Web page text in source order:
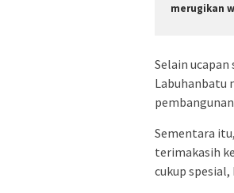
merugikan
Selain
Labuhanbatu
Sementara
terimakasih
cukup